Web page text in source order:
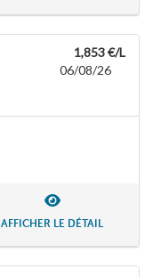
1,853 €/L
06/08/26
AFFICHER LE DÉTAIL